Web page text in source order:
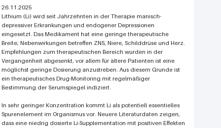
26.11.2025
Lithium (Li) wird seit Jahrzehnten in der Therapie manisch-
depressiver Erkrankungen und endogener Depressionen
eingesetzt. Das Medikament hat eine geringe therapeutische
Breite; Nebenwirkungen betreffen ZNS, Niere, Schilddrüse und Herz.
Empfehlungen zum therapeutischen Bereich wurden in der
Vergangenheit abgesenkt, vor allem für ältere Patienten ist eine
möglichst geringe Dosierung anzustreben. Aus diesem Grunde ist
ein therapeutisches Drug-Monitoring mit regelmäßiger
Bestimmung der Serumspiegel indiziert.
In sehr geringer Konzentration kommt Li als potentiell essentielles
Spurenelement im Organismus vor. Neuere Literaturdaten zeigen,
dass eine niedrig dosierte Li-Supplementation mit positiven Effekten